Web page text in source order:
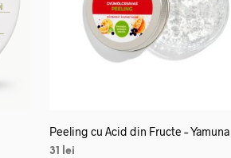
Peeling cu Acid din Fructe – Yamuna
31
lei